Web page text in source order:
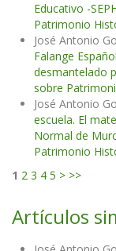
Educativo -
Patrimonio
José Antonio
Falange
desmantelado
sobre
José Antonio
escuela. El
Normal de
Patrimonio
1 2 3 4 5 > >>
Artículos